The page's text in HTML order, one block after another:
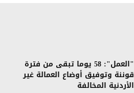
"العمل": 58 يوما تبقى من فترة
قوننة وتوفيق أوضاع العمالة غير
الأردنية المخالفة